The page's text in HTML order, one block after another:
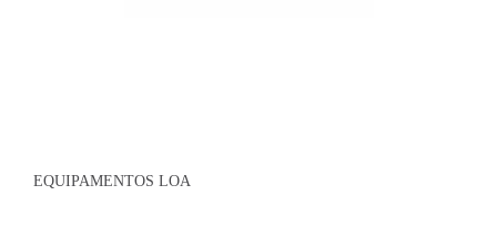
EQUIPAMENTOS LOA